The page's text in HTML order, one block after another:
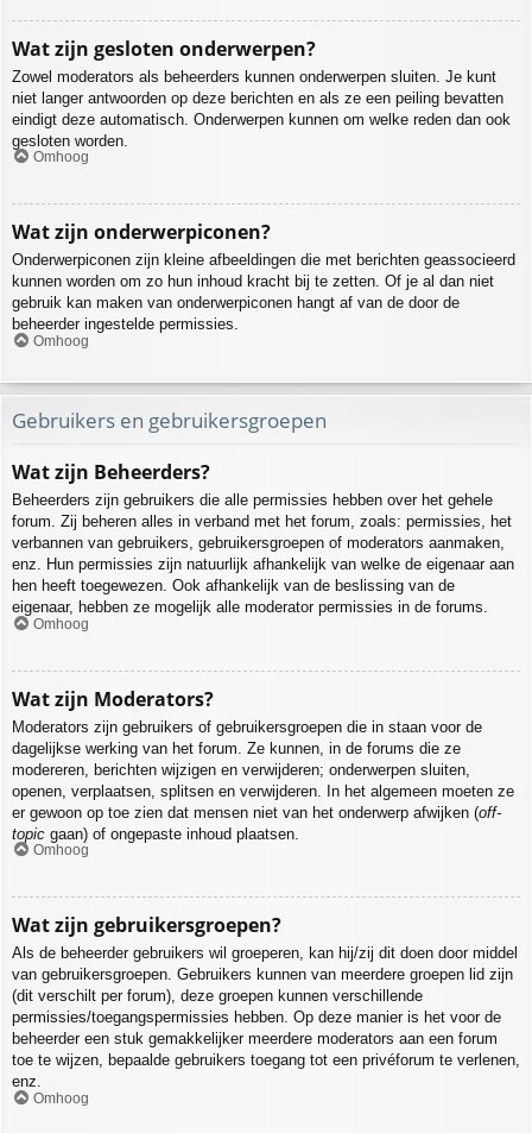
Wat zijn gesloten onderwerpen?
Zowel moderators als beheerders kunnen onderwerpen sluiten. Je kunt
niet langer antwoorden op deze berichten en als ze een peiling bevatten
eindigt deze automatisch. Onderwerpen kunnen om welke reden dan ook
gesloten worden.
Omhoog
Wat zijn onderwerpiconen?
Onderwerpiconen zijn kleine afbeeldingen die met berichten geassocieerd
kunnen worden om zo hun inhoud kracht bij te zetten. Of je al dan niet
gebruik kan maken van onderwerpiconen hangt af van de door de
beheerder ingestelde permissies.
Omhoog
Gebruikers en gebruikersgroepen
Wat zijn Beheerders?
Beheerders zijn gebruikers die alle permissies hebben over het gehele
forum. Zij beheren alles in verband met het forum, zoals: permissies, het
verbannen van gebruikers, gebruikersgroepen of moderators aanmaken,
enz. Hun permissies zijn natuurlijk afhankelijk van welke de eigenaar aan
hen heeft toegewezen. Ook afhankelijk van de beslissing van de
eigenaar, hebben ze mogelijk alle moderator permissies in de forums.
Omhoog
Wat zijn Moderators?
Moderators zijn gebruikers of gebruikersgroepen die in staan voor de
dagelijkse werking van het forum. Ze kunnen, in de forums die ze
modereren, berichten wijzigen en verwijderen; onderwerpen sluiten,
openen, verplaatsen, splitsen en verwijderen. In het algemeen moeten ze
er gewoon op toe zien dat mensen niet van het onderwerp afwijken (off-
topic gaan) of ongepaste inhoud plaatsen.
Omhoog
Wat zijn gebruikersgroepen?
Als de beheerder gebruikers wil groeperen, kan hij/zij dit doen door middel
van gebruikersgroepen. Gebruikers kunnen van meerdere groepen lid zijn
(dit verschilt per forum), deze groepen kunnen verschillende
permissies/toegangspermissies hebben. Op deze manier is het voor de
beheerder een stuk gemakkelijker meerdere moderators aan een forum
toe te wijzen, bepaalde gebruikers toegang tot een privéforum te verlenen,
enz.
Omhoog